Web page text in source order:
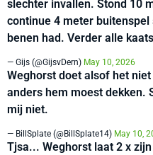
slechter invallen. Stond 10
continue 4 meter
benen had. Verder alle
— Gijs (@GijsvDern) May 10, 2026
Weghorst doet alsof het
anders hem moest dekken.
mij niet.
— BillSplate (@BillSplate14) May 10,
Tjsa... Weghorst laat 2 x